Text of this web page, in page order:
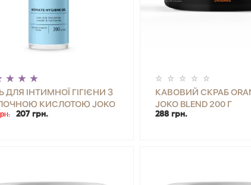
ДЛЯ ІНТИМНОЇ ГІГІЄНИ З
КИСЛОТОЮ JOKO
200 МЛ
207 грн.
+
КАВОВИЙ СКРАБ
JOKO BLEND 200 Г
288 грн.
-